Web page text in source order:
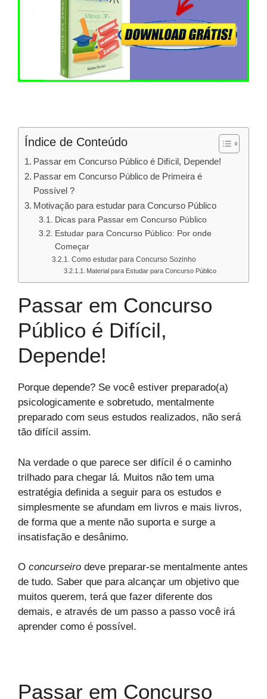
Índice de Conteúdo
Passar em Concurso Público é Difícil, Depende!
Passar em Concurso Público de Primeira é
Possível ?
Motivação para estudar para Concurso Público
Dicas para Passar em Concurso Público
Estudar para Concurso Público: Por onde
Começar
Como estudar para Concurso Sozinho
Material para Estudar para Concurso Público
Passar em Concurso
Público é Difícil,
Depende!
Porque depende? Se você estiver preparado(a)
psicologicamente e sobretudo, mentalmente
preparado com seus estudos realizados, não será
tão difícil assim.
Na verdade o que parece ser difícil é o caminho
trilhado para chegar lá. Muitos não tem uma
estratégia definida a seguir para os estudos e
simplesmente se afundam em livros e mais livros,
de forma que a mente não suporta e surge a
insatisfação e desânimo.
O concurseiro deve preparar-se mentalmente antes
de tudo. Saber que para alcançar um objetivo que
muitos querem, terá que fazer diferente dos
demais, e através de um passo a passo você irá
aprender como é possível.
Passar em Concurso